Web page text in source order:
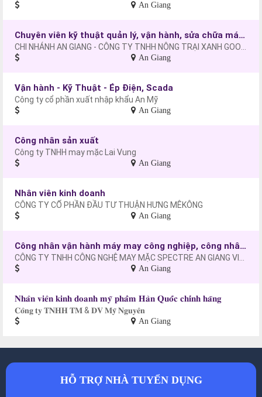
An Giang
Chuyên viên kỹ thuật quản lý, vận hành, sửa chữa máy móc
CHI NHÁNH AN GIANG - CÔNG TY TNHH NÔNG TRẠI XANH GOODFARM VIỆT NAM
An Giang
Vận hành - Kỹ Thuật - Ép Điện, Scada
Công ty cổ phần xuất nhập khẩu An Mỹ
An Giang
Công nhân sản xuất
Công ty TNHH may mặc Lai Vung
An Giang
Nhân viên kinh doanh
CÔNG TY CỔ PHẦN ĐẦU TƯ THUẬN HƯNG MÊKÔNG
An Giang
Công nhân vận hành máy may công nghiệp, công nhân may
CÔNG TY TNHH CÔNG NGHỆ MAY MẶC SPECTRE AN GIANG VIỆT NAM
An Giang
𝐍𝐡𝐚̂𝐧 𝐯𝐢𝐞̂𝐧 𝐤𝐢𝐧𝐡 𝐝𝐨𝐚𝐧𝐡 𝐦𝐲̃ 𝐩𝐡𝐚̂̉𝐦 𝐇𝐚̀𝐧 𝐐𝐮𝐨̂́𝐜 𝐜𝐡𝐢́𝐧𝐡 𝐡𝐚̃𝐧𝐠
𝐂𝐨̂𝐧𝐠 𝐭𝐲 𝐓𝐍𝐇𝐇 𝐓𝐌 & 𝐃𝐕 𝐌𝐲̃ 𝐍𝐠𝐮𝐲𝐞̂𝐧
An Giang
HỖ TRỢ NHÀ TUYỂN DỤNG